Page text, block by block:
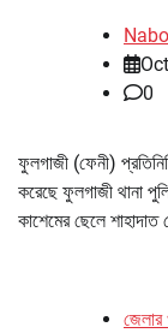
0
ফুলগাজী (ফেনী)
করেছে ফুলগাজী থানা
কাশেমের ছেলে
জেলার